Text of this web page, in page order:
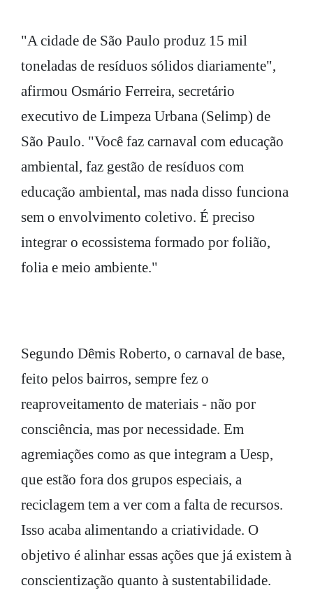
"A cidade de São Paulo produz 15 mil
toneladas de resíduos sólidos diariamente",
afirmou Osmário Ferreira, secretário
executivo de Limpeza Urbana (Selimp) de
São Paulo. "Você faz carnaval com educação
ambiental, faz gestão de resíduos com
educação ambiental, mas nada disso funciona
sem o envolvimento coletivo. É preciso
integrar o ecossistema formado por folião,
folia e meio ambiente."
Segundo Dêmis Roberto, o carnaval de base,
feito pelos bairros, sempre fez o
reaproveitamento de materiais - não por
consciência, mas por necessidade. Em
agremiações como as que integram a Uesp,
que estão fora dos grupos especiais, a
reciclagem tem a ver com a falta de recursos.
Isso acaba alimentando a criatividade. O
objetivo é alinhar essas ações que já existem à
conscientização quanto à sustentabilidade.